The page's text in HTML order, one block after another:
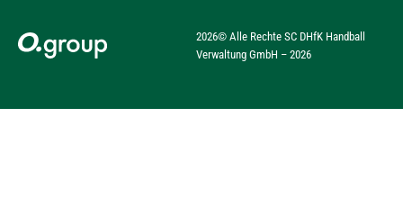
2026© Alle Rechte SC DHfK Handball
Verwaltung GmbH – 2026